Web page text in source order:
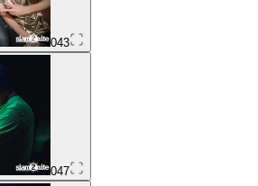
043
047